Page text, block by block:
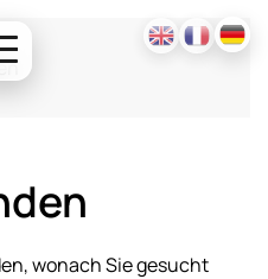
wonach Sie gesucht